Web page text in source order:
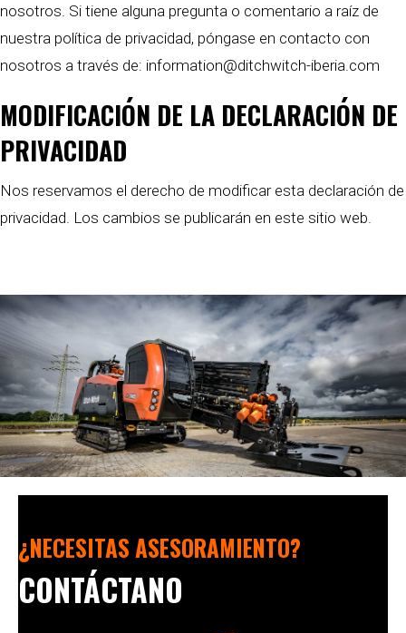
nosotros. Si tiene alguna pregunta o comentario a raíz de
nuestra política de privacidad, póngase en contacto con
nosotros a través de: information@ditchwitch-iberia.com
MODIFICACIÓN DE LA DECLARACIÓN DE
PRIVACIDAD
Nos reservamos el derecho de modificar esta declaración de
privacidad. Los cambios se publicarán en este sitio web.
¿NECESITAS ASESORAMIENTO?
CONTÁCTANO